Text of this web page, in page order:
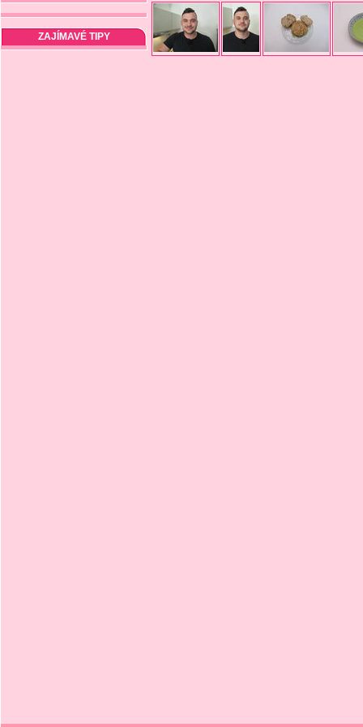
ZAJÍMAVÉ TIPY